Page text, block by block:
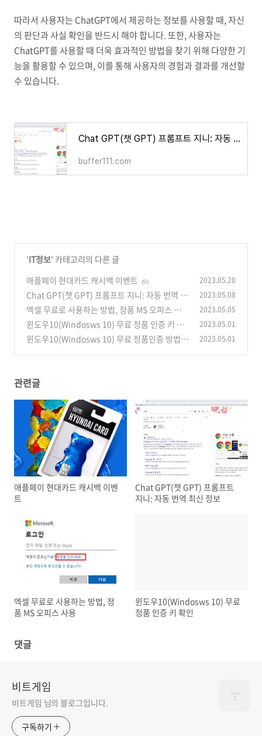
따라서 사용자는 ChatGPT에서 제공하는 정보를 사용할 때, 자신
의 판단과 사실 확인을 반드시 해야 합니다. 또한, 사용자는
ChatGPT를 사용할 때 더욱 효과적인 방법을 찾기 위해 다양한 기
능을 활용할 수 있으며, 이를 통해 사용자의 경험과 결과를 개선할
수 있습니다.
Chat GPT(챗 GPT) 프롬프트 지니: 자동 번역 최신 정보
buffer111.com
'IT정보' 카테고리의 다른 글
애플페이 현대카드 캐시백 이벤트
(0) 2023.05.20
Chat GPT(챗 GPT) 프롬프트 지니: 자동 번역 최
신 정보
(0)
2023.05.08
엑셀 무료로 사용하는 방법, 정품 MS 오피스 사용
(0)
2023.05.05
윈도우10(Windosws 10) 무료 정품 인증 키 확
인
(0)
2023.05.01
윈도우10(Windosws 10) 무료 정품인증 방법 2023.05.01
관련글
애플페이 현대카드 캐시백 이벤
트
Chat GPT(챗 GPT) 프롬프트
지니: 자동 번역 최신 정보
엑셀 무료로 사용하는 방법, 정
품 MS 오피스 사용
윈도우10(Windosws 10) 무료
정품 인증 키 확인
댓글
비트게임
비트게임 님의 블로그입니다.
구독하기